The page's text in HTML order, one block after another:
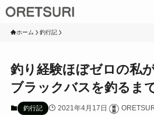
ホーム 釣行記
釣り経験ほぼゼロの私
ブラックバスを釣るま
釣行記 2021年4月17日